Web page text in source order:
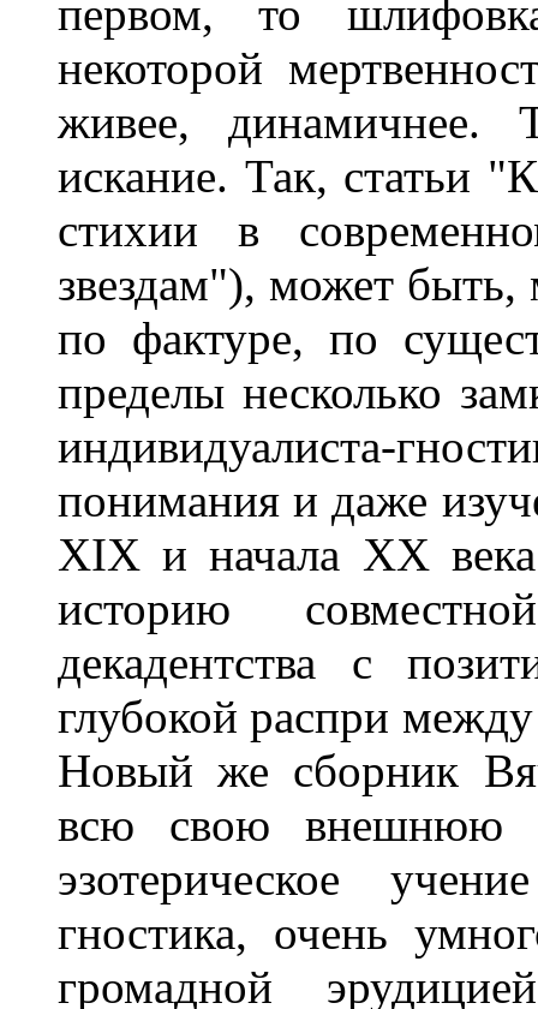
первом, то
некоторой
живее, динамичнее.
искание. Так, статьи
стихии в
звездам"), может быть,
по фактуре, по
пределы несколько
индивидуалиста-
понимания и даже
XIX и начала XX
историю
декадентства с
глубокой распри
Новый же сборник
всю свою внешнюю
эзотерическое
гностика, очень
громадной